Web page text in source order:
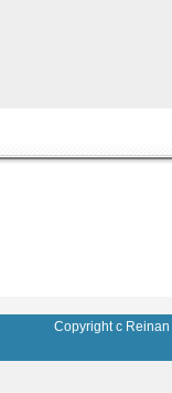
Copyright c